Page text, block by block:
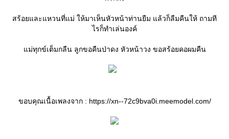
สร้อยและแหวนที่แม่ ให้มาเห็นหัวหน้าท่านยืม แล้วก็ลืมคืนให้ ถามที
ไรก็ทำเล่นองค์
ม่ทุกข์เต็มกลืน ลูกขอคืนป่าดง หัวหน้าวง ขอสร้อยคอผมคืน​
ขอบคุณเนื้อเพลงจาก : https://xn--72c9bva0i.meemodel.com/